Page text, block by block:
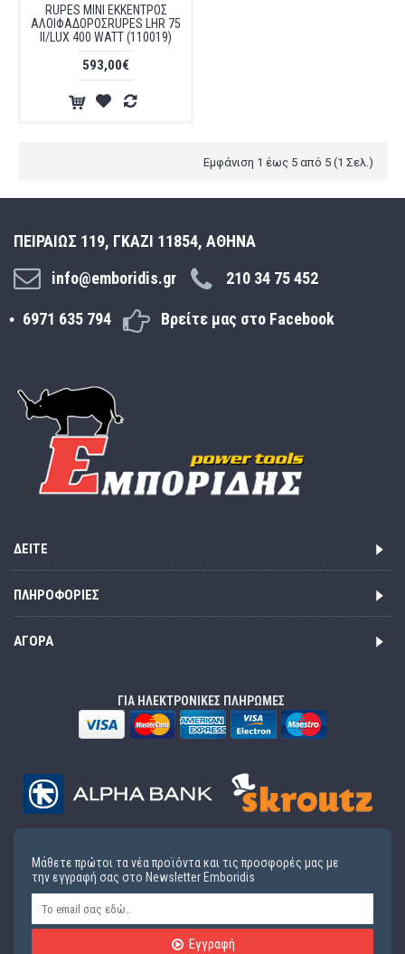
RUPES ΜΙΝΙ ΕΚΚΕΝΤΡΟΣ
ΑΛΟΙΦΑΔΟΡΟΣRUPES LHR 75
II/LUX 400 WATT (110019)
593,00€
Εμφάνιση 1 έως 5 από 5 (1 Σελ.)
ΠΕΙΡΑΙΩΣ 119, ΓΚΑΖΙ 11854, ΑΘΗΝΑ
info@emboridis.gr
210 34 75 452
6971 635 794 Βρείτε μας στο Facebook
ΔΕΊΤΕ
ΠΛΗΡΟΦΟΡΊΕΣ
ΑΓΟΡΆ
ΓΙΑ ΗΛΕΚΤΡΟΝΙΚΕΣ ΠΛΗΡΩΜΕΣ
Μάθετε πρώτοι τα νέα προϊόντα και τις προσφορές μας με
την εγγραφή σας στο Newsletter Emboridis
Εγγραφή